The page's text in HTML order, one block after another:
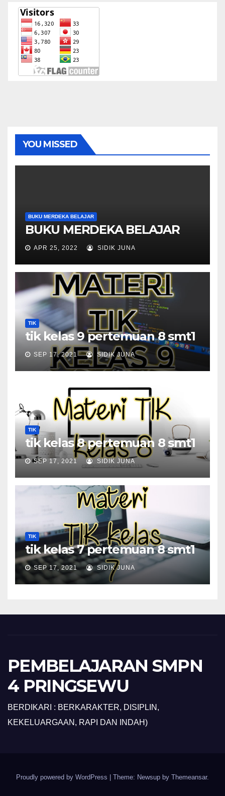
YOU MISSED
BUKU MERDEKA BELAJAR
BUKU MERDEKA BELAJAR
APR 25, 2022 SIDIK JUNA
TIK
tik kelas 9 pertemuan 8 smt1
SEP 17, 2021 SIDIK JUNA
TIK
tik kelas 8 pertemuan 8 smt1
SEP 17, 2021 SIDIK JUNA
TIK
tik kelas 7 pertemuan 8 smt1
SEP 17, 2021 SIDIK JUNA
PEMBELAJARAN SMPN
4 PRINGSEWU
BERDIKARI : BERKARAKTER, DISIPLIN,
KEKELUARGAAN, RAPI DAN INDAH)
Proudly powered by WordPress | Theme: Newsup by Themeansar.